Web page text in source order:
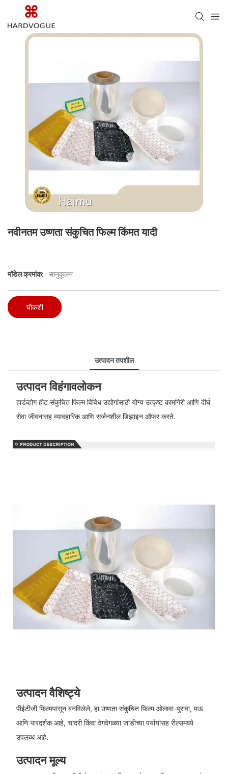
नवीनतम उष्णता संकुचित फिल्म किंमत यादी
मॉडेल क्रमांक: सानुकूलन
चौकशी
उत्पादन तपशील
उत्पादन विहंगावलोकन
हार्डव्होग हीट संकुचित फिल्म विविध उद्योगांसाठी योग्य उत्कृष्ट कामगिरी आणि दीर्घ
सेवा जीवनासह व्यावहारिक आणि सर्जनशील डिझाइन ऑफर करते.
उत्पादन वैशिष्ट्ये
पीईटीजी फिल्मपासून बनविलेले, हा उष्णता संकुचित फिल्म ओलावा-पुरावा, मऊ
आणि पारदर्शक आहे, चादरी किंवा वेगवेगळ्या जाडीच्या पर्यायांसह रील्समध्ये
उपलब्ध आहे.
उत्पादन मूल्य